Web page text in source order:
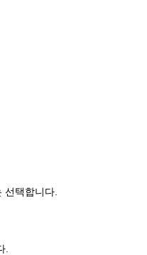
택합니다.
.